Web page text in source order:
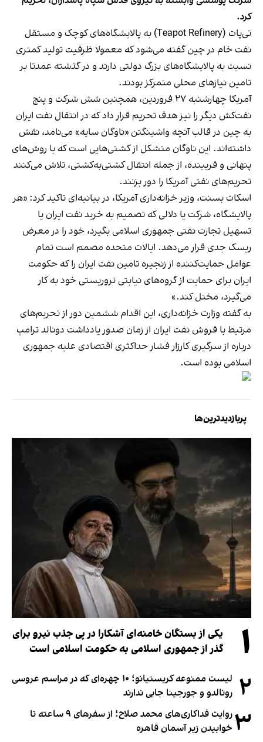
کرد.
تی‌پات (Teapot Refinery) به پالایشگاه‌های کوچک و مستقل
نفت خام در چین گفته می‌شود که معمولا ظرفیت تولید کمتری
نسبت به پالایشگاه‌های بزرگ دولتی دارند و در گذشته عمدتا بر
تامین نیازهای محلی متمرکز بودند.
آمریکا چهارشنبه ۲۷ فروردین، همچنین شش شرکت و پنج
نفت‌کش دیگر را نیز هدف تحریم قرار داد که در انتقال نفت ایران
به چین در قالب آنچه واشینگتن «ناوگان سایه» می‌نامد، نقش
داشته‌اند. این ناوگان متشکل از کشتی‌هایی است که با روش‌های
پنهانی و فریبنده، از جمله انتقال کشتی‌به‌کشتی، تلاش می‌کنند
تحریم‌های نفتی آمریکا را دور بزنند.
اسکات بسنت، وزیر خزانه‌داری آمریکا، در بیانیه‌ای تاکید کرد: «هر
پالایشگاه، شرکت یا دلالی که تصمیم به خرید نفت ایران یا
تسهیل تجارت نفتی جمهوری اسلامی بگیرد، خود را در معرض
ریسک جدی قرار می‌دهد. ایالات متحده مصمم است تمام
عوامل حمایت‌کننده از زنجیره تامین نفت ایران را که حکومت
ایران برای حمایت از گروه‌های نیابتی تروریستی خود به کار
می‌گیرد، مختل کند.»
به گفته وزارت خزانه‌داری، این اقدام ششمین دور از تحریم‌های
مرتبط با فروش نفت ایران از زمان صدور یادداشت دونالد ترامپ
درباره از سرگیری کارزار فشار حداکثری اقتصادی علیه جمهوری
اسلامی بوده است.
پربازدیدترین‌ها
۱
یکی از بستگان خامنه‌ای آشکارا در پی جذب نیرو برای
گذر از جمهوری اسلامی به حکومت اسلامی است
۲
لیست ممنوعه کریستیانو؛ ۱۰ چهره‌ای که در مراسم عروسی
رونالدو و جورجینا جایی ندارند
۳
روایت فداکاری‌های محمد صلاح؛ از سفرهای ۹ ساعته تا
خوابیدن زیر آسمان قاهره